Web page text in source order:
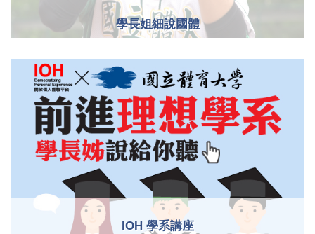
學長姐細說國體
IOH 學系講座